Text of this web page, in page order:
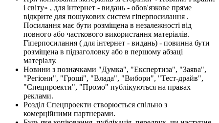
і світу» , для інтернет - видань - обов'язкове пряме
відкрите для пошукових систем гіперпосилання .
Посилання має бути розміщена в незалежності від
повного або часткового використання матеріалів.
Гіперпосилання ( для інтернет - видань) - повинна бути
розміщена в підзаголовку або в першому абзаці
матеріалу.
Новини з позначками "Думка", "Експертиза", "Заява",
"Регіони", "Гроші", "Влада", "Вибори", "Тест-драйв",
"Спецпроекти", "Промо" публікуються на правах
реклами.
Розділ Спецпроекти створюється спільно з
комерційними партнерами.